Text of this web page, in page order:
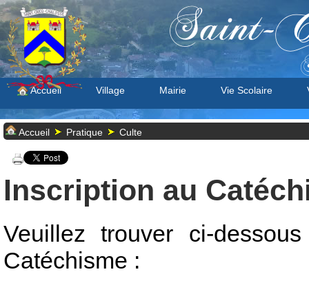
Saint-
Accueil Village Mairie Vie Scolaire
Accueil Pratique Culte
Inscription au
Veuillez trouver ci-
Catéchisme :